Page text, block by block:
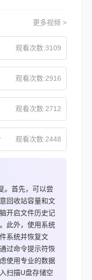
更多视频 >
观看次数:3109
观看次数:2916
观看次数:2712
观看次数:2448
。首先，可以尝
回收站容量和文
开启文件历史记
此外，使用系统
系统并恢复文
过命令提示符恢
使用专业的数据
扫描U盘存储空